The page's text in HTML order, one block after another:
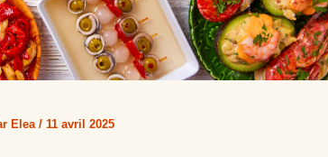
Elea / 11 avril 2025